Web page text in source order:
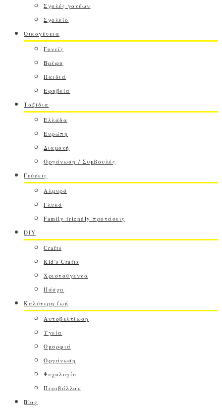
Σχολές γονέων
Σχολείο
Οικογένεια
Γονείς
Βρέφη
Παιδιά
Εφηβεία
Ταξίδια
Ελλάδα
Ευρώπη
Διαμονή
Οργάνωση / Συμβουλές
Γεύσεις
Αλμυρό
Γλυκό
Family friendly προτάσεις
DIY
Crafts
Kid's Crafts
Χριστούγεννα
Πάσχα
Καλύτερη ζωή
Αυτοβελτίωση
Υγεία
Ομορφιά
Οργάνωση
Ψυχολογία
Περιβάλλον
Blog